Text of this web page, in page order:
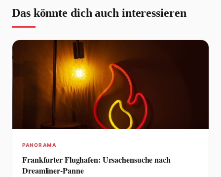
Das könnte dich auch interessieren
PANORAMA
Frankfurter Flughafen: Ursachensuche nach
Dreamliner-Panne